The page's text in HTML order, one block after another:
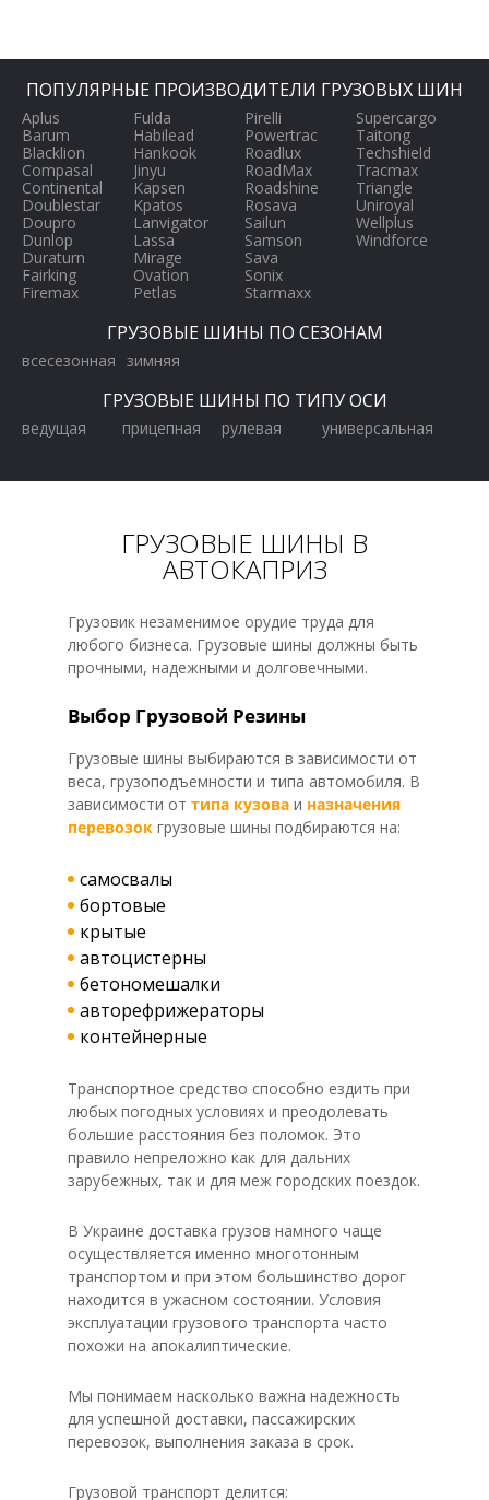
ПОПУЛЯРНЫЕ ПРОИЗВОДИТЕЛИ ГРУЗОВЫХ ШИН
Aplus
Barum
Blacklion
Compasal
Continental
Doublestar
Doupro
Dunlop
Duraturn
Fairking
Firemax
Fulda
Habilead
Hankook
Jinyu
Kapsen
Kpatos
Lanvigator
Lassa
Mirage
Ovation
Petlas
Pirelli
Powertrac
Roadlux
RoadMax
Roadshine
Rosava
Sailun
Samson
Sava
Sonix
Starmaxx
Supercargo
Taitong
Techshield
Tracmax
Triangle
Uniroyal
Wellplus
Windforce
ГРУЗОВЫЕ ШИНЫ ПО СЕЗОНАМ
всесезонная зимняя
ГРУЗОВЫЕ ШИНЫ ПО ТИПУ ОСИ
ведущая прицепная рулевая универсальная
ГРУЗОВЫЕ ШИНЫ В
АВТОКАПРИЗ
Грузовик незаменимое орудие труда для
любого бизнеса. Грузовые шины должны быть
прочными, надежными и долговечными.
Выбор Грузовой Резины
Грузовые шины выбираются в зависимости от
веса, грузоподъемности и типа автомобиля. В
зависимости от типа кузова и назначения
перевозок грузовые шины подбираются на:
самосвалы
бортовые
крытые
автоцистерны
бетономешалки
авторефрижераторы
контейнерные
Транспортное средство способно ездить при
любых погодных условиях и преодолевать
большие расстояния без поломок. Это
правило непреложно как для дальних
зарубежных, так и для меж городских поездок.
В Украине доставка грузов намного чаще
осуществляется именно многотонным
транспортом и при этом большинство дорог
находится в ужасном состоянии. Условия
эксплуатации грузового транспорта часто
похожи на апокалиптические.
Мы понимаем насколько важна надежность
для успешной доставки, пассажирских
перевозок, выполнения заказа в срок.
Грузовой транспорт делится: